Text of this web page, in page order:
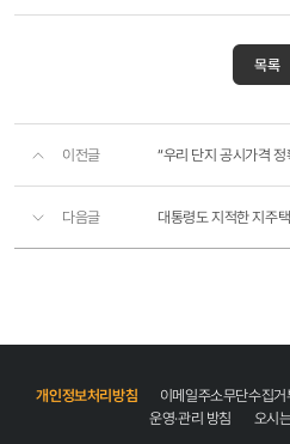
목록
이전글 “우리 단지 공시가격
다음글 대통령도 지적한 지주
개인정보처리방침 이메일주소무단수집거
운영·관리 방침
오시